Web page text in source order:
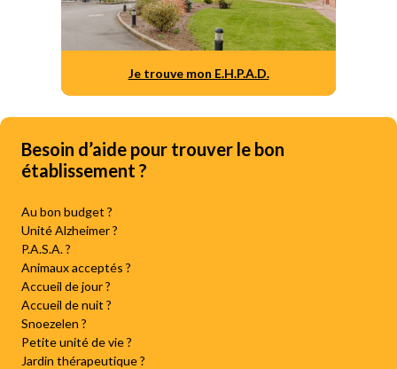
Je trouve mon E.H.P.A.D.
Besoin d’aide pour trouver le bon
établissement ?
Au bon budget ?
Unité Alzheimer ?
P.A.S.A. ?
Animaux acceptés ?
Accueil de jour ?
Accueil de nuit ?
Snoezelen ?
Petite unité de vie ?
Jardin thérapeutique ?